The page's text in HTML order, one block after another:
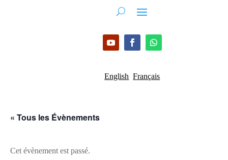
English Français
« Tous les Évènements
Cet évènement est passé.